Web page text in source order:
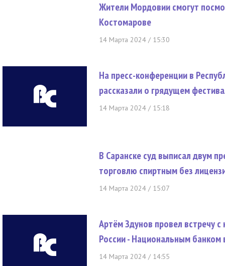
Жители Мордовии смогут
Костомарове
14 Марта 2024 / 15:30
На пресс-конференции в
рассказали о грядущем
14 Марта 2024 / 15:18
В Саранске суд выписал двум
торговлю спиртным без
14 Марта 2024 / 15:07
Артём Здунов провел встречу
России - Национальным банком
14 Марта 2024 / 14:55